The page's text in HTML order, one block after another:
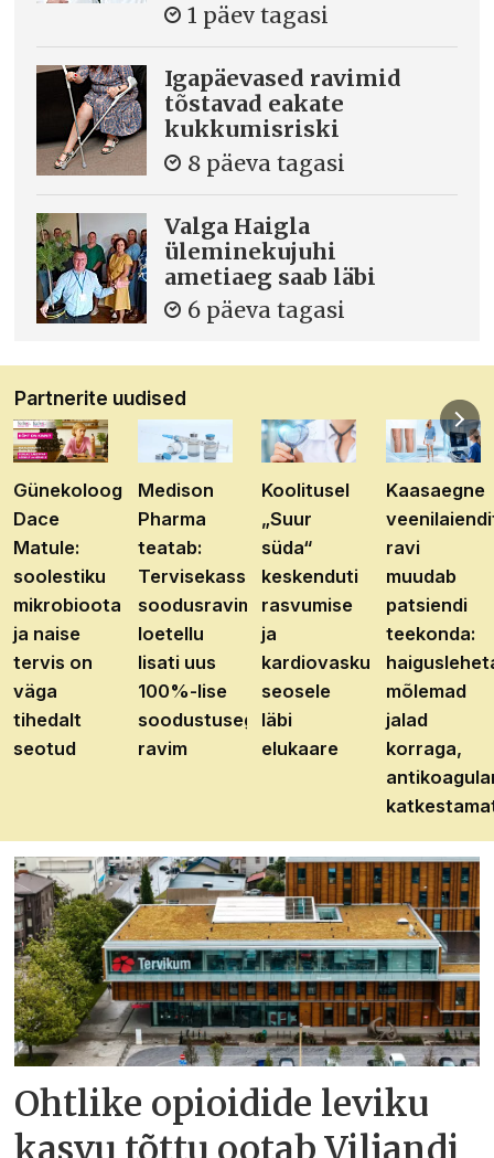
1 päev tagasi
Igapäevased ravimid
tõstavad eakate
kukkumisriski
8 päeva tagasi
Valga Haigla
üleminekujuhi
ametiaeg saab läbi
6 päeva tagasi
Partnerite uudised
Günekoloog
Dace
Matule:
soolestiku
mikrobioota
ja naise
tervis on
väga
tihedalt
seotud
Medison
Pharma
teatab:
Tervisekassa
soodusravimite
loetellu
lisati uus
100%-lise
soodustusega
ravim
Koolitusel
„Suur
süda“
keskenduti
rasvumise
ja
kardiovaskulaarhaiguste
seosele
läbi
elukaare
Kaasaegne
ravi
muudab
patsiendi
teekonda:
mõlemad
jalad
korraga,
Ohtlike opioidide leviku